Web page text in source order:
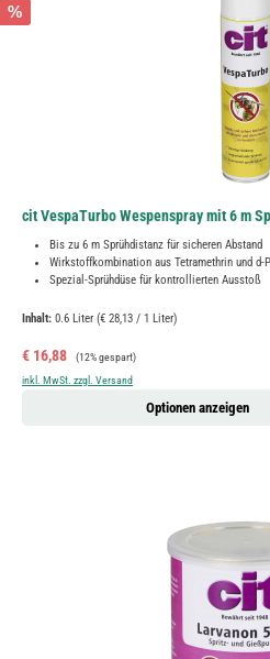
%
cit VespaTurbo Wespenspray mit 6 m
Bis zu 6 m Sprühdistanz für sicheren Abstand
Wirkstoffkombination aus Tetramethrin und d-
Spezial-Sprühdüse für kontrollierten Ausstoß
Inhalt: 0.6 Liter (€ 28,13 / 1 Liter)
Verkaufspreis:
€ 16,88 Regulärer Preis:
(12% gespart)
inkl. MwSt. zzgl. Versand
Optionen anzeigen